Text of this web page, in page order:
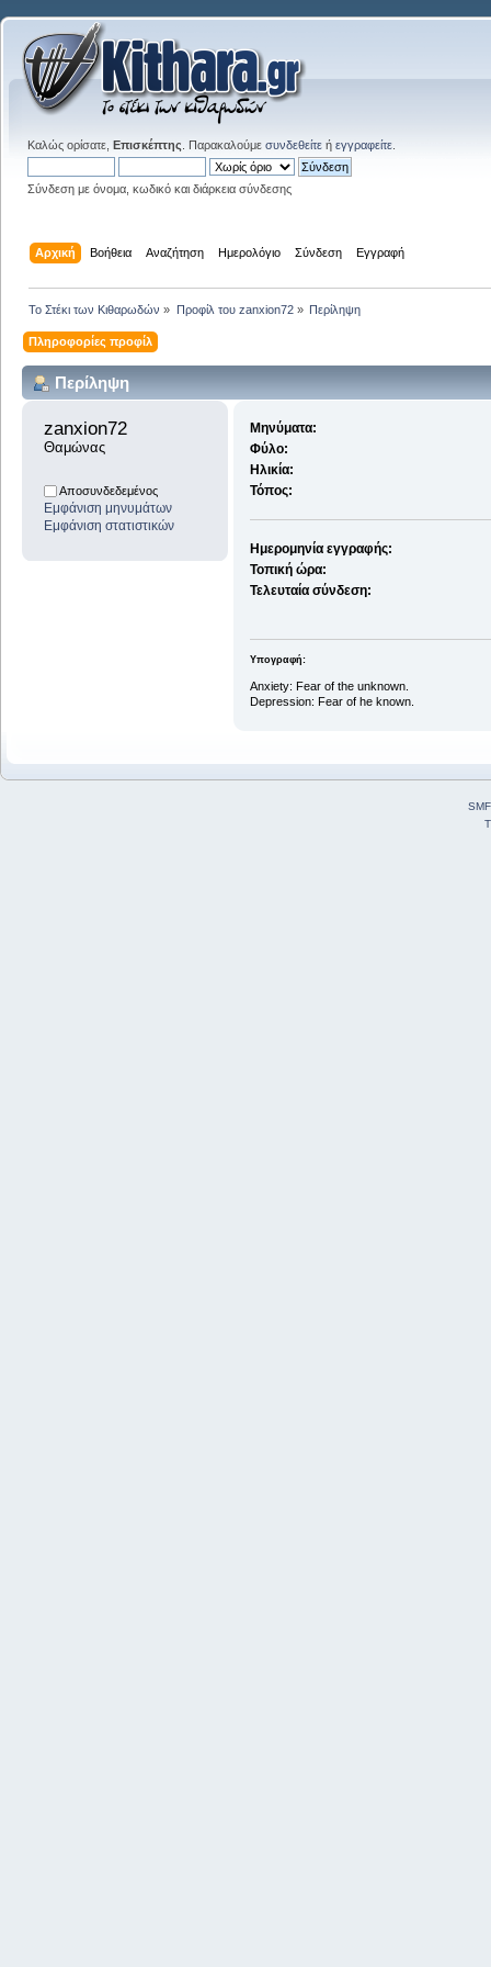
Καλώς ορίσατε, Επισκέπτης . Παρακαλούμε συνδεθείτε ή εγγραφείτε
Σύνδεση με όνομα, κωδικό και διάρκεια σύνδεσης
Αρχική Βοήθεια Αναζήτηση Ημερολόγιο Σύνδεση Εγγραφή
Το Στέκι των Κιθαρωδών » Προφίλ του zanxion72» Περίληψη
Πληροφορίες προφίλ
Περίληψη
zanxion72
Θαμώνας
Αποσυνδεδεμένος
Εμφάνιση μηνυμάτων
Εμφάνιση στατιστικών
Μηνύματα:
Φύλο:
Ηλικία:
Τόπος:
Ημερομηνία εγγραφής:
Τοπική ώρα:
Τελευταία σύνδεση:
Υπογραφή:
Anxiety: Fear of the unknown.
Depression: Fear of he known.